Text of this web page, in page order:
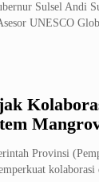
Sulsel Andi
UNESCO
Provinsi
kolaborasi